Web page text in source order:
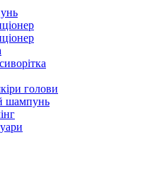
голови
шампунь